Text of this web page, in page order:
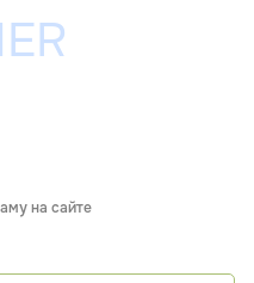
на сайте